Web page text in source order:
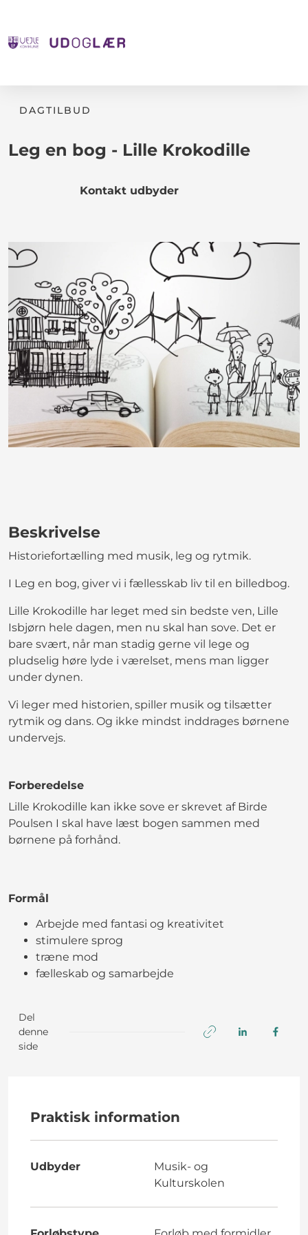
DAGTILBUD
Leg en bog - Lille Krokodille
Kontakt udbyder
Beskrivelse
Historiefortælling med musik, leg og rytmik.
I Leg en bog, giver vi i fællesskab liv til en billedbog.
Lille Krokodille har leget med sin bedste ven, Lille
Isbjørn hele dagen, men nu skal han sove. Det er
bare svært, når man stadig gerne vil lege og
pludselig høre lyde i værelset, mens man ligger
under dynen.
Vi leger med historien, spiller musik og tilsætter
rytmik og dans. Og ikke mindst inddrages børnene
undervejs.
Forberedelse
Lille Krokodille kan ikke sove er skrevet af Birde
Poulsen I skal have læst bogen sammen med
børnene på forhånd.
Formål
Arbejde med fantasi og kreativitet
stimulere sprog
træne mod
fælleskab og samarbejde
Del
denne
side
Praktisk information
Udbyder
Musik- og
Kulturskolen